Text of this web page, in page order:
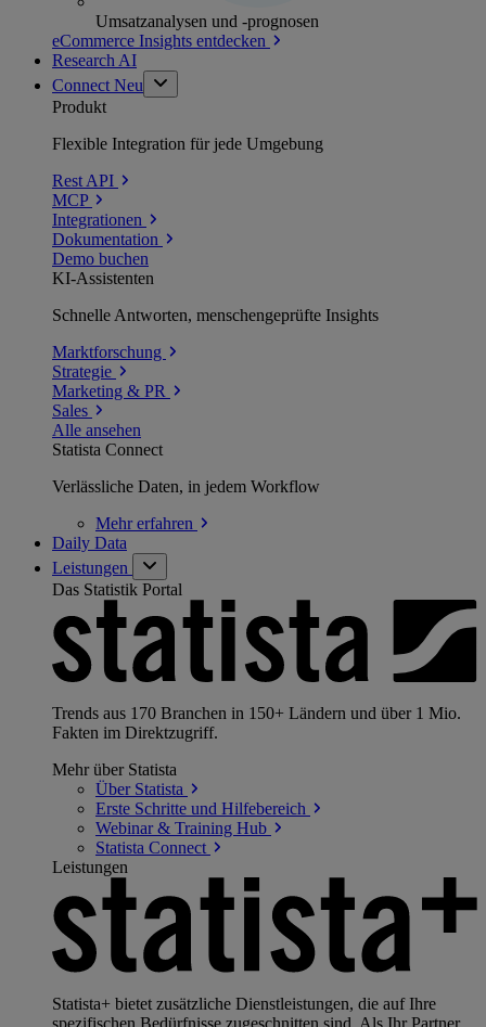
Umsatzanalysen und -prognosen
eCommerce Insights entdecken
Research AI
Connect Neu
Produkt
Flexible Integration für jede Umgebung
Rest API
MCP
Integrationen
Dokumentation
Demo buchen
KI-Assistenten
Schnelle Antworten, menschengeprüfte Insights
Marktforschung
Strategie
Marketing & PR
Sales
Alle ansehen
Statista Connect
Verlässliche Daten, in jedem Workflow
Mehrerfahren
Daily Data
Leistungen
Das Statistik Portal
Trends aus 170 Branchen in 150+ Ländern und über 1 Mio.
Fakten im Direktzugriff.
Mehr über Statista
Über Statista
Erste Schritte und Hilfebereich
Webinar & Training Hub
Statista Connect
Leistungen
Statista+ bietet zusätzliche Dienstleistungen, die auf Ihre
spezifischen Bedürfnisse zugeschnitten sind. Als Ihr Partner